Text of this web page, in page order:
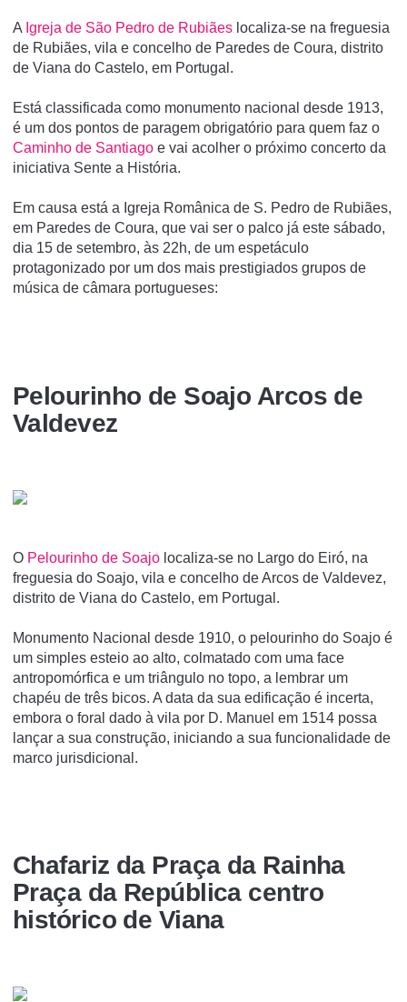
A Igreja de São Pedro de Rubiães localiza-se na freguesia
de Rubiães, vila e concelho de Paredes de Coura, distrito
de Viana do Castelo, em Portugal.
Está classificada como monumento nacional desde 1913,
é um dos pontos de paragem obrigatório para quem faz o
Caminho de Santiago e vai acolher o próximo concerto da
iniciativa Sente a História.
Em causa está a Igreja Românica de S. Pedro de Rubiães,
em Paredes de Coura, que vai ser o palco já este sábado,
dia 15 de setembro, às 22h, de um espetáculo
protagonizado por um dos mais prestigiados grupos de
música de câmara portugueses:
Pelourinho de Soajo Arcos de
Valdevez
O Pelourinho de Soajo localiza-se no Largo do Eiró, na
freguesia do Soajo, vila e concelho de Arcos de Valdevez,
distrito de Viana do Castelo, em Portugal.
Monumento Nacional desde 1910, o pelourinho do Soajo é
um simples esteio ao alto, colmatado com uma face
antropomórfica e um triângulo no topo, a lembrar um
chapéu de três bicos. A data da sua edificação é incerta,
embora o foral dado à vila por D. Manuel em 1514 possa
lançar a sua construção, iniciando a sua funcionalidade de
marco jurisdicional.
Chafariz da Praça da Rainha
Praça da República centro
histórico de Viana